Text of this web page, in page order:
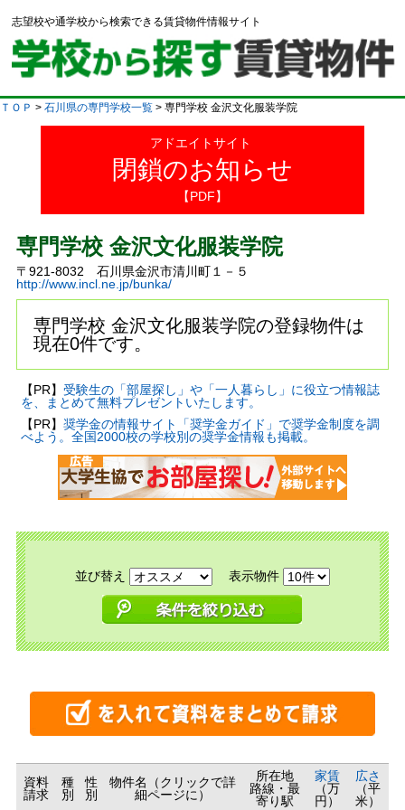
志望校や通学校から検索できる賃貸物件情報サイト
ＴＯＰ > 石川県の専門学校一覧 > 専門学校 金沢文化服装学院
アドエイトサイト
閉鎖のお知らせ
【PDF】
専門学校 金沢文化服装学院
〒921-8032 石川県金沢市清川町１－５
http://www.incl.ne.jp/bunka/
専門学校 金沢文化服装学院の登録物件は
現在0件です。
【PR】 受験生の「部屋探し」や「一人暮らし」に役立つ情報誌
を、まとめて無料プレゼントいたします。
【PR】 奨学金の情報サイト「奨学金ガイド」で奨学金制度を調
べよう。全国2000校の学校別の奨学金情報も掲載。
並び替え 表示物件
資料
請求
種
別
性
別
物件名（クリックで詳
細ページに）
所在地
路線・最
寄り駅
家賃
（万
円）
広さ
（平
米）